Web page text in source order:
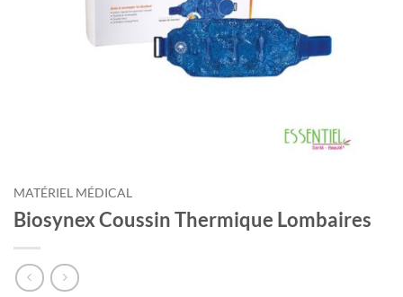
MATÉRIEL MÉDICAL
Biosynex Coussin Thermique Lombaires